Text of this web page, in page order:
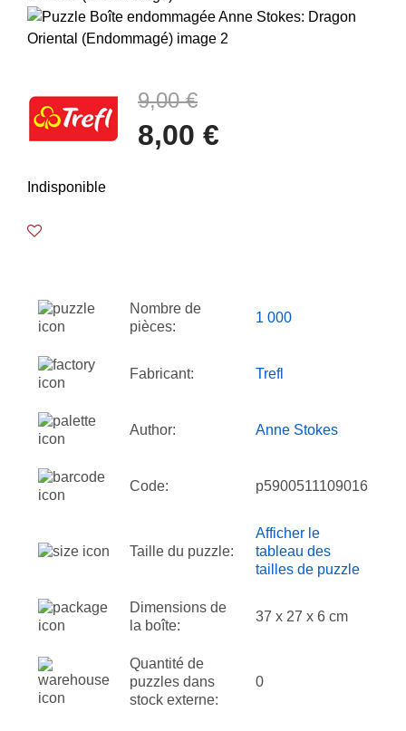
9,00 €
8,00 €
Indisponible
Nombre de
pièces:
1 000
Fabricant: Trefl
Author: Anne Stokes
Code: p5900511109016
Taille du puzzle:
Afficher le
tableau des
tailles de puzzle
Dimensions de
la boîte:
37 x 27 x 6 cm
Quantité de
puzzles dans
stock externe:
0